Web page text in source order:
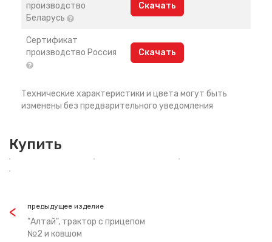
производство
Беларусь
Скачать
Сертификат
производство Россия
Скачать
Технические характеристики и цвета могут быть
изменены без предварительного уведомления
Купить
предыдущее изделие
"Алтай", трактор с прицепом
№2 и ковшом